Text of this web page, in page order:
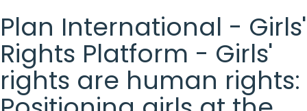
Plan International - Girls'
Rights Platform - Girls'
rights are human rights: